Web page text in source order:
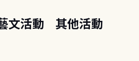
文活動 其他活動